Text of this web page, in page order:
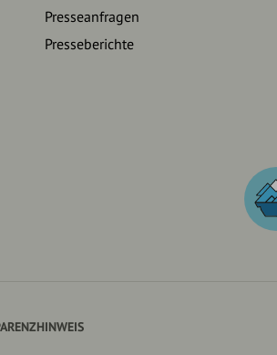
Presseanfragen
Presseberichte